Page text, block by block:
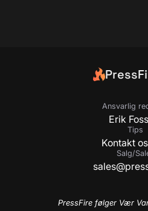
Ansvarlig
Erik
Tips
Kontakt
Salg/
PressFire følger Vær